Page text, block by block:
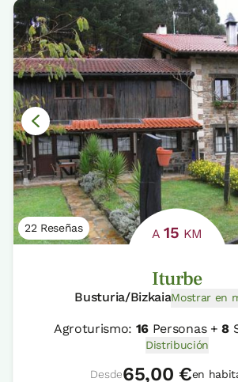
22 Reseñas A15 KM
Iturbe
Busturia/BizkaiaMostrar en
Agroturismo: 16 Personas +8
Distribución
Desde65,00 €en